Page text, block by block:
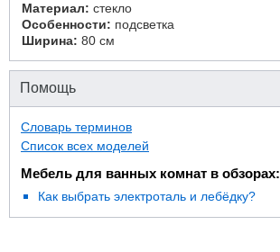
Материал: стекло
Особенности: подсветка
Ширина: 80 см
Помощь
Словарь терминов
Список всех моделей
Мебель для ванных комнат в обзорах:
Как выбрать электроталь и лебёдку?